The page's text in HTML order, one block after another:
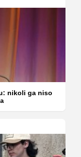
nikoli ga niso